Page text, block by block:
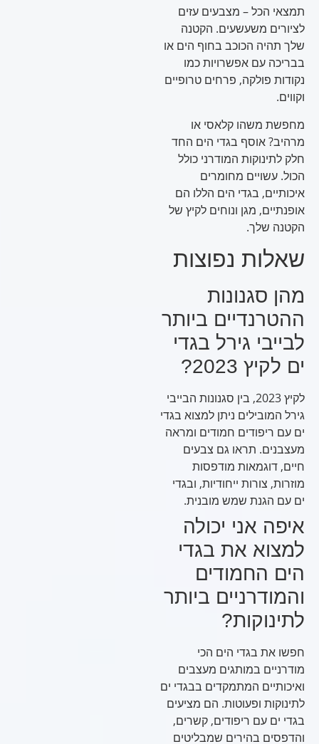
תמצאי הכל – מצבעים עזים
לציורים משעשעים. הקטנה
שלך תהיה הכוכב בחוף הים או
בבריכה עם אפשרויות כמו
נקודות פולקה, פרחים טרופיים
וקווים.
מחפשת משהו קלאסי או
מרהיב? אוסף בגדי הים החד
חלק לתינוקות המודרני כולל
הכול. עשויים מחומרים
איכותיים, בגדי הים הללו הם
אופנתיים, מגן ונוחים לקיץ של
הקטנה שלך.
שאלות נפוצות
מהן סגנונות
ההטרנדיים ביותר
לבייבי גירל בגדי
ים לקיץ 2023?
לקיץ 2023, בין סגנונות הבייבי
גירל המובילים ניתן למצוא בגדי
ים עם ריפודים חמודים ומראה
מעצבנים. תראו גם צבעים
חיים, דוגמאות מודפסות
מוזרות, צורות ייחודיות, ובגדי
ים עם הגנת שמש מובנית.
איפה אני יכולה
למצוא את בגדי
הים החמודים
והמודרניים ביותר
לתינוקות?
חפשו את בגדי הים הכי
מודרניים במותגים מעצבים
ואיכותיים המתמקדים בבגדי ים
לתינוקות ופעוטות. הם מציעים
בגדי ים עם ריפודים, קשרים,
והדפסים בהירים שמבליטים